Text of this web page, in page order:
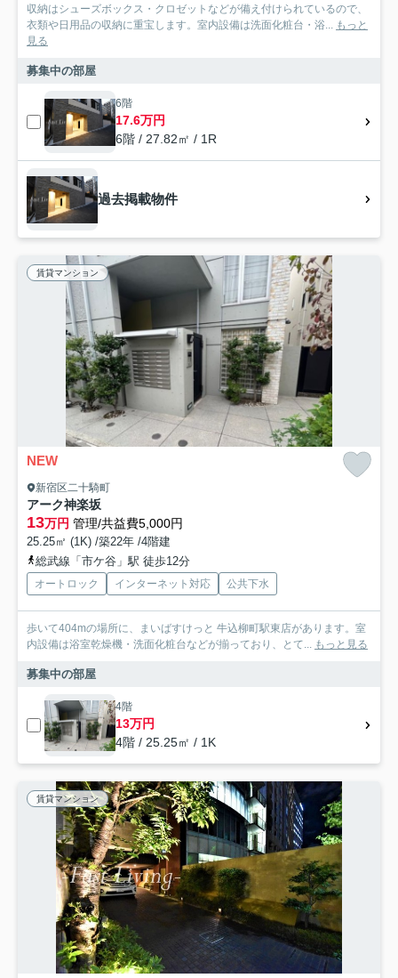
収納はシューズボックス・クロゼットなどが備え付けられているので、
衣類や日用品の収納に重宝します。室内設備は洗面化粧台・浴... もっと
見る
募集中の部屋
6階
17.6万円
6階 / 27.82㎡ / 1R
過去掲載物件
賃貸マンション
NEW
新宿区二十騎町
アーク神楽坂
13万円 管理/共益費5,000円
25.25㎡ (1K) /築22年 /4階建
総武線「市ケ谷」駅 徒歩12分
オートロック インターネット対応 公共下水
歩いて404mの場所に、まいばすけっと 牛込柳町駅東店があります。室
内設備は浴室乾燥機・洗面化粧台などが揃っており、とて... もっと見る
募集中の部屋
4階
13万円
4階 / 25.25㎡ / 1K
賃貸マンション